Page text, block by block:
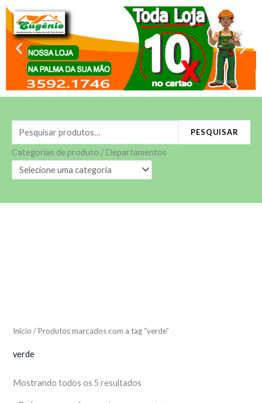
para
conteúdo
Pesquisar
por:
PESQUISAR
Categorias de produto / Departamentos
Início / Produtos marcados com a tag “verde”
verde
Mostrando todos os 5 resultados
por
mais
recente